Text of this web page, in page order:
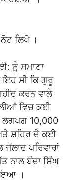
ਲਿਖੋ ।
ਨੂੰ ਸਮਾਣਾ
ਇਹ ਸੀ ਕਿ ਗੁਰੂ
ਕਰਨ ਵਾਲੇ
ਵਿਚ ਕਈ
ਲਗਪਗ 10,000
ਸ਼ਹਿਰ ਦੇ ਕਈ
ਪਰਿਵਾਰਾਂ
ਨਾਲ ਬੰਦਾ ਸਿੰਘ
।